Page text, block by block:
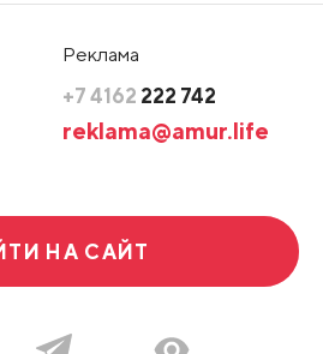
Реклама
+7 4162 222 742
reklama@amur.life
НА САЙТ